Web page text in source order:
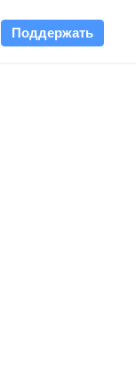
Поддержать